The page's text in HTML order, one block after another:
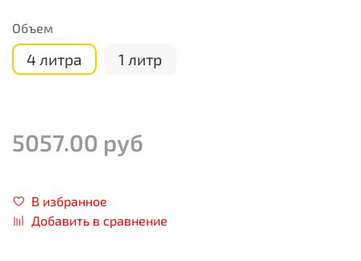
Объем
4 литра 1 литр
5057.00 руб
В избранное
Добавить в сравнение